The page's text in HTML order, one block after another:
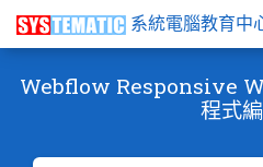
系統電腦教育中
Webflow Responsive
程式